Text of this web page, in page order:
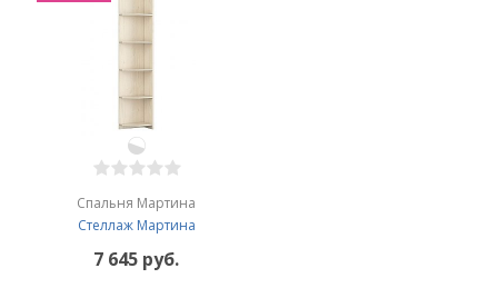
Спальня Мартина
Стеллаж Мартина
7 645 руб.